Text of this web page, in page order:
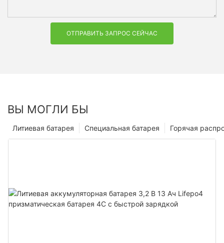
ОТПРАВИТЬ ЗАПРОС СЕЙЧАС
ВЫ МОГЛИ БЫ
Горячая
Специальная батарея
Литиевая батарея